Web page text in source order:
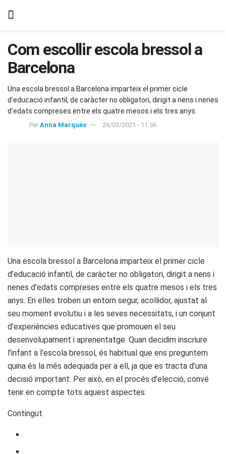
Com escollir escola bressol a
Barcelona
Una escola bressol a Barcelona imparteix el primer cicle
d'educació infantil, de caràcter no obligatori, dirigit a nens i nenes
d'edats compreses entre els quatre mesos i els tres anys.
Per Anna Marquès 26/03/2021 - 11:56
Una escola bressol a Barcelona imparteix el primer cicle
d’educació infantil, de caràcter no obligatori, dirigit a nens i
nenes d’edats compreses entre els quatre mesos i els tres
anys. En elles troben un entorn segur, acollidor, ajustat al
seu moment evolutiu i a les seves necessitats, i un conjunt
d’experiències educatives que promouen el seu
desenvolupament i aprenentatge. Quan decidim inscriure
l’infant a l’escola bressol, és habitual que ens preguntem
quina és la més adequada per a ell, ja que es tracta d’una
decisió important. Per això, en el procés d’elecció, convé
tenir en compte tots aquest aspectes.
Contingut